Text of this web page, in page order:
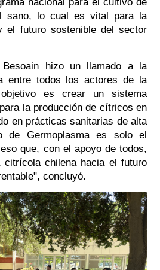
nacional para el cultivo de
sano, lo cual es vital para la
el futuro sostenible del sector
Besoain hizo un llamado a la
entre todos los actores de la
es crear un sistema
la producción de cítricos en
en prácticas sanitarias de alta
de Germoplasma es solo el
que, con el apoyo de todos,
citrícola chilena hacia el futuro
concluyó.